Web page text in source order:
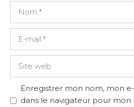
Enregistrer mon nom, mon
dans le navigateur pour mon